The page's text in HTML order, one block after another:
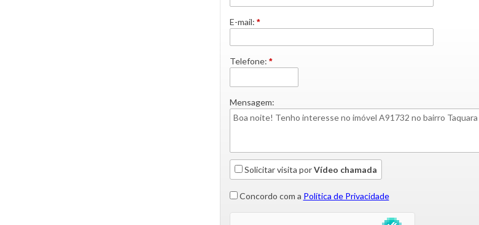
E-mail: *
Telefone: *
Mensagem:
Solicitar visita porVídeo chamada
Concordo com a Política de Privacidade